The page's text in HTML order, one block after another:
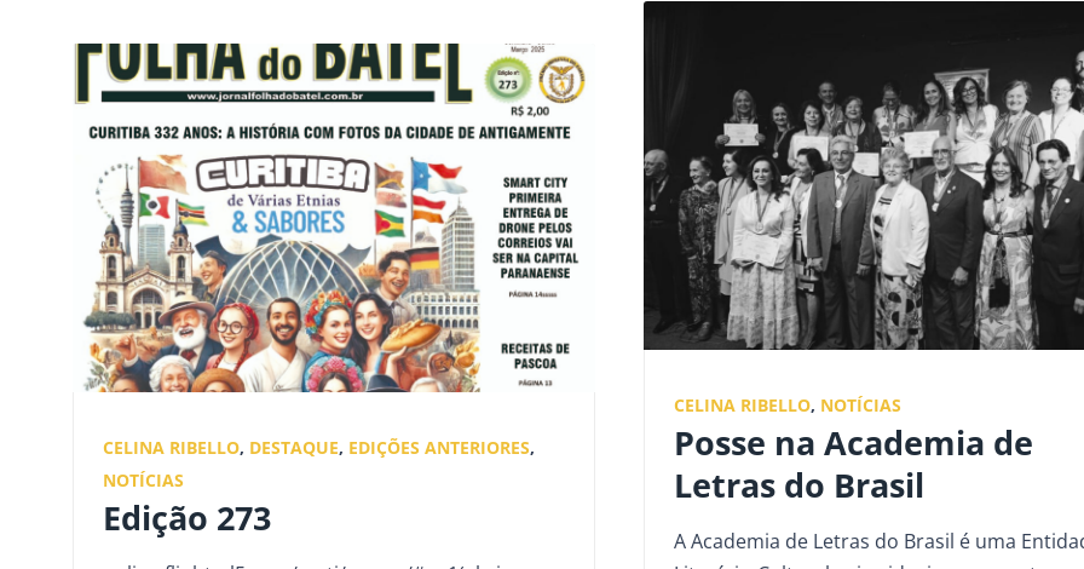
CELINA RIBELLO, DESTAQUE, EDIÇÕES ANTERIORES,
NOTÍCIAS
Edição 273
CELINA RIBELLO, NOTÍCIAS
Posse na Academia de
Letras do Brasil
A Academia de Letras do Brasil é uma